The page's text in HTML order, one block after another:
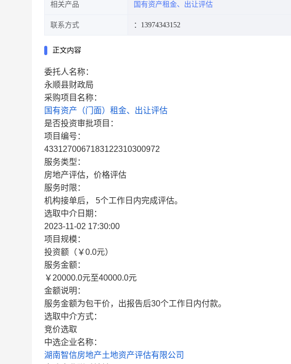
相关产品 国有资产租金、出让评估
联系方式 ：13974343152
正文内容
委托人名称：
永顺县财政局
采购项目名称：
国有资产（门面）租金、出让评估
是否投资审批项目：
项目编号：
4331270067183122310300972
服务类型：
房地产评估，价格评估
服务时限：
机构接单后， 5个工作日内完成评估。
选取中介日期：
2023-11-02 17:30:00
项目规模：
投资额（￥0.0元）
服务金额：
￥20000.0元至40000.0元
金额说明：
服务金额为包干价，出报告后30个工作日内付款。
选取中介方式：
竞价选取
中选企业名称：
湖南智信房地产土地资产评估有限公司